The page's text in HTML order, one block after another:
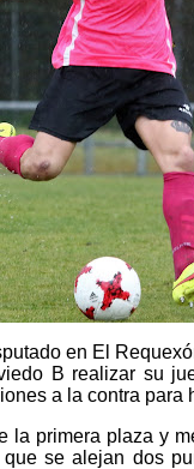
en El
B realizar su
a la contra para
la primera plaza y
se alejan dos